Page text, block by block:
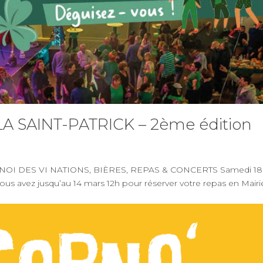
SAINT-PATRICK – 2ème édition
DES VI NATIONS, BIÈRES, REPAS & CONCERTS Samedi 18
avez jusqu’au 14 mars 12h pour réserver votre repas en